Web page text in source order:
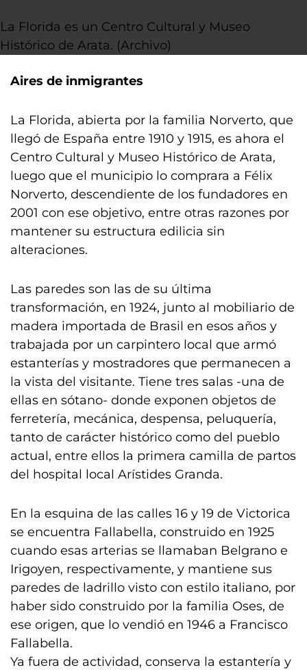
La Florida es un Centro Cultural y Museo
Histórico de Arata. (Archivo)
Aires de inmigrantes
La Florida, abierta por la familia Norverto, que
llegó de España entre 1910 y 1915, es ahora el
Centro Cultural y Museo Histórico de Arata,
luego que el municipio lo comprara a Félix
Norverto, descendiente de los fundadores en
2001 con ese objetivo, entre otras razones por
mantener su estructura edilicia sin
alteraciones.
Las paredes son las de su última
transformación, en 1924, junto al mobiliario de
madera importada de Brasil en esos años y
trabajada por un carpintero local que armó
estanterías y mostradores que permanecen a
la vista del visitante. Tiene tres salas -una de
ellas en sótano- donde exponen objetos de
ferretería, mecánica, despensa, peluquería,
tanto de carácter histórico como del pueblo
actual, entre ellos la primera camilla de partos
del hospital local Arístides Granda.
En la esquina de las calles 16 y 19 de Victorica
se encuentra Fallabella, construido en 1925
cuando esas arterias se llamaban Belgrano e
Irigoyen, respectivamente, y mantiene sus
paredes de ladrillo visto con estilo italiano, por
haber sido construido por la familia Oses, de
ese origen, que lo vendió en 1946 a Francisco
Fallabella.
Ya fuera de actividad, conserva la estantería y